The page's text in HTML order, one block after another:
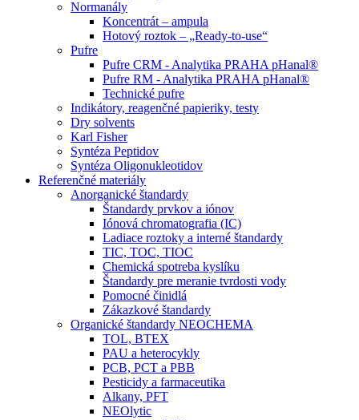
Normanály
Koncentrát – ampula
Hotový roztok – „Ready-to-use“
Pufre
Pufre CRM - Analytika PRAHA pHanal®
Pufre RM - Analytika PRAHA pHanal®
Technické pufre
Indikátory, reagenčné papieriky, testy
Dry solvents
Karl Fisher
Syntéza Peptidov
Syntéza Oligonukleotidov
Referenčné materiály
Anorganické štandardy
Štandardy prvkov a iónov
Iónová chromatografia (IC)
Ladiace roztoky a interné štandardy
TIC, TOC, TIOC
Chemická spotreba kyslíku
Štandardy pre meranie tvrdosti vody
Pomocné činidlá
Zákazkové štandardy
Organické štandardy NEOCHEMA
TOL, BTEX
PAU a heterocykly
PCB, PCT a PBB
Pesticidy a farmaceutika
Alkany, PFT
NEOlytic